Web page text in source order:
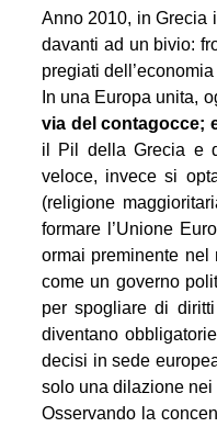
Anno 2010, in Grecia
davanti ad un bivio:
pregiati
In una Europa unita,
via del contagocce;
il Pil della Grecia e
veloce, invece si
(religione
formare l’Unione
ormai preminente nel
come un governo
per spogliare di
diventano
decisi in sede
solo una dilazione nei
Osservando la